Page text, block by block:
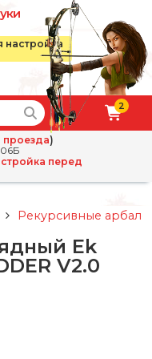
2
проезда)
перед
✕
Рекурсивные
Ek
V2.0